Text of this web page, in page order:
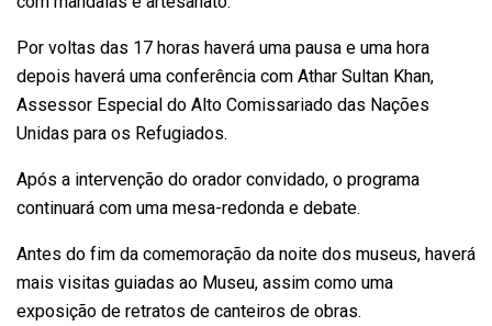
Por voltas das 17 horas haverá uma pausa e uma hora
depois haverá uma conferência com Athar Sultan Khan,
Assessor Especial do Alto Comissariado das Nações
Unidas para os Refugiados.
Após a intervenção do orador convidado, o programa
continuará com uma mesa-redonda e debate.
Antes do fim da comemoração da noite dos museus, haverá
mais visitas guiadas ao Museu, assim como uma
exposição de retratos de canteiros de obras.